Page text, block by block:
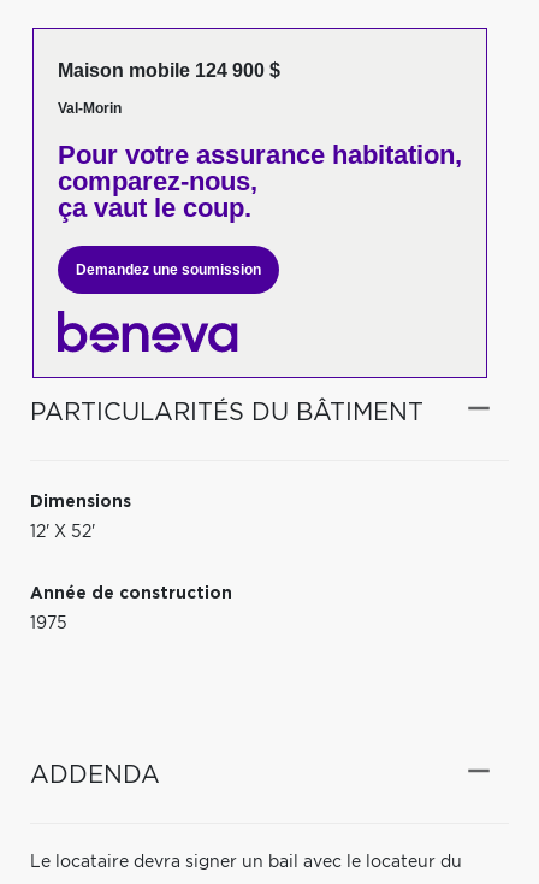
Maison mobile 124 900 $
Val-Morin
Pour votreassurance habitation,
comparez-nous,
ça vaut le coup.
Demandez une soumission
PARTICULARITÉS DU BÂTIMENT
Dimensions
12' X 52'
Année de construction
1975
ADDENDA
Le locataire devra signer un bail avec le locateur du